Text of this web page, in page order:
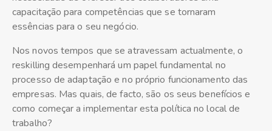
capacitação para competências que se tornaram
essências para o seu negócio.
Nos novos tempos que se atravessam actualmente, o
reskilling desempenhará um papel fundamental no
processo de adaptação e no próprio funcionamento das
empresas. Mas quais, de facto, são os seus benefícios e
como começar a implementar esta política no local de
trabalho?